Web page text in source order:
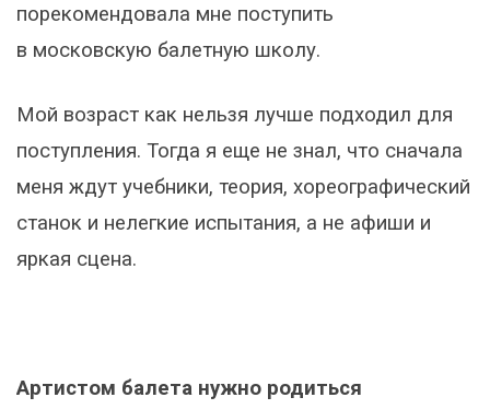
порекомендовала мне поступить
в московскую балетную школу.
Мой возраст как нельзя лучше подходил для
поступления. Тогда я еще не знал, что сначала
меня ждут учебники, теория, хореографический
станок и нелегкие испытания, а не афиши и
яркая сцена.
Артистом балета нужно родиться